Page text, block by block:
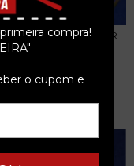
compra!
o cupom e
- O MELHOR
DE - CD - 1997